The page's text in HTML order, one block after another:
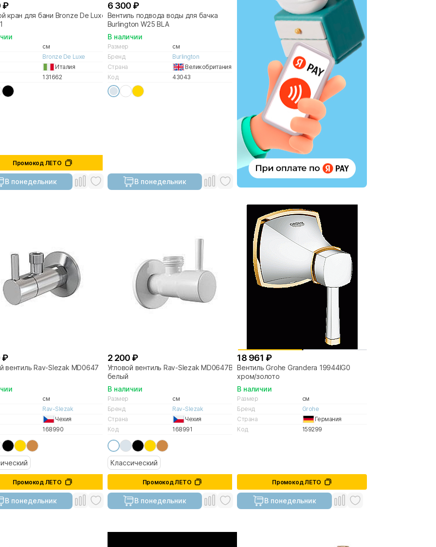
₽
кран для бани Bronze De Luxe
см
Bronze De Luxe
Италия
131662
Промокод ЛЕТО
В понедельник
6 300 ₽
Вентиль подвода воды для бачка
Burlington W25 BLA
В наличии
Размер
см
Бренд
Burlington
Страна
Великобритания
Код
43043
В понедельник
₽
вентиль Rav-Slezak MD0647
см
Rav-Slezak
Чехия
168990
Промокод ЛЕТО
В понедельник
2 200 ₽
Угловой вентиль Rav-Slezak MD0647B
белый
В наличии
Размер
см
Бренд
Rav-Slezak
Страна
Чехия
Код
168991
Классический
Промокод ЛЕТО
В понедельник
18 961 ₽
Вентиль Grohe Grandera 19944IG0
хром/золото
В наличии
Размер
см
Бренд
Grohe
Страна
Германия
Код
159299
Промокод ЛЕТО
В понедельник